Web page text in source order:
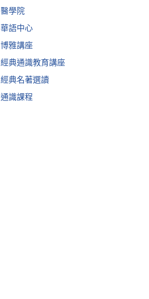
醫學院
華語中心
博雅講座
經典通識教育講座
經典名著選讀
通識課程